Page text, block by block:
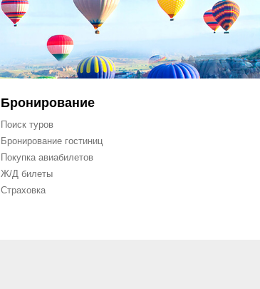
Бронирование
Поиск туров
Бронирование гостиниц
Покупка авиабилетов
Ж/Д билеты
Страховка